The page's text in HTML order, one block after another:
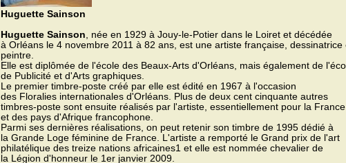
Huguette Sainson
Huguette Sainson, née en 1929 à Jouy-le-Potier dans le Loiret et décédée
à Orléans le 4 novembre 2011 à 82 ans, est une artiste française, dessinatrice
peintre.
Elle est diplômée de l'école des Beaux-Arts d'Orléans, mais également de
de Publicité et d'Arts graphiques.
Le premier timbre-poste créé par elle est édité en 1967 à l'occasion
des Floralies internationales d'Orléans. Plus de deux cent cinquante autres
timbres-poste sont ensuite réalisés par l'artiste, essentiellement pour la France
et des pays d'Afrique francophone.
Parmi ses dernières réalisations, on peut retenir son timbre de 1995 dédié à
la Grande Loge féminine de France. L'artiste a remporté le Grand prix de l'art
philatélique des treize nations africaines1 et elle est nommée chevalier de
la Légion d'honneur le 1er janvier 2009.